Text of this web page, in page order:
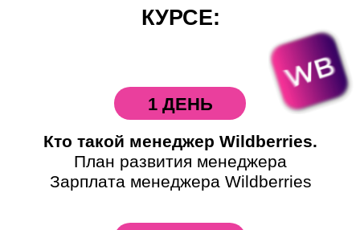
КУРСЕ:
1 ДЕНЬ
Кто такой менеджер Wildberries.
План развития менеджера
Зарплата менеджера Wildberries